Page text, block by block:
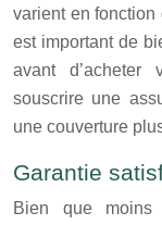
varient en fonction
est important de
avant d’acheter
souscrire une
une couverture
Garantie
Bien que moins